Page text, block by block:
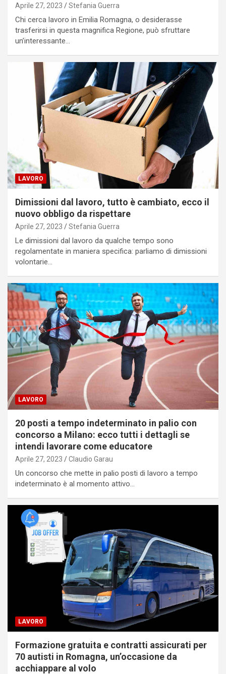
Aprile 27, 2023 Stefania Guerra
Chi cerca lavoro in Emilia Romagna, o desiderasse
trasferirsi in questa magnifica Regione, può sfruttare
un’interessante…
LAVORO
Dimissioni dal lavoro, tutto è cambiato, ecco il
nuovo obbligo da rispettare
Aprile 27, 2023 Stefania Guerra
Le dimissioni dal lavoro da qualche tempo sono
regolamentate in maniera specifica: parliamo di dimissioni
volontarie…
LAVORO
20 posti a tempo indeterminato in palio con
concorso a Milano: ecco tutti i dettagli se
intendi lavorare come educatore
Aprile 27, 2023 Claudio Garau
Un concorso che mette in palio posti di lavoro a tempo
indeterminato è al momento attivo…
LAVORO
Formazione gratuita e contratti assicurati per
70 autisti in Romagna, un’occasione da
acchiappare al volo